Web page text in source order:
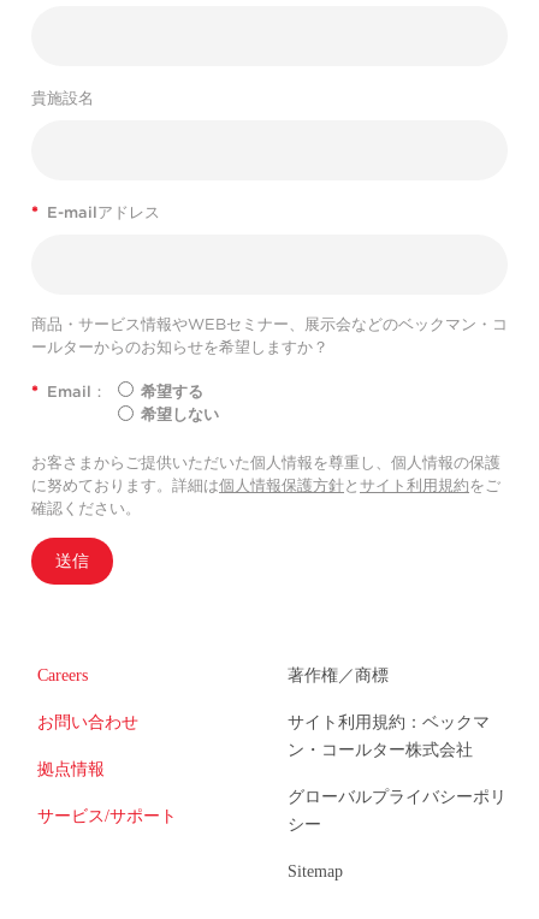
貴施設名
* E-mailアドレス
商品・サービス情報やWEBセミナー、展示会などのベックマン・コ
ールターからのお知らせを希望しますか？
* Email：
希望する
希望しない
お客さまからご提供いただいた個人情報を尊重し、個人情報の保護
に努めております。詳細は個人情報保護方針と サイト利用規約をご
確認ください。
送信
Careers
お問い合わせ
拠点情報
サービス/サポート
著作権／商標
サイト利用規約：ベックマ
ン・コールター株式会社
グローバルプライバシーポリ
シー
Sitemap